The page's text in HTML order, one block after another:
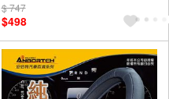
$ 747
$498